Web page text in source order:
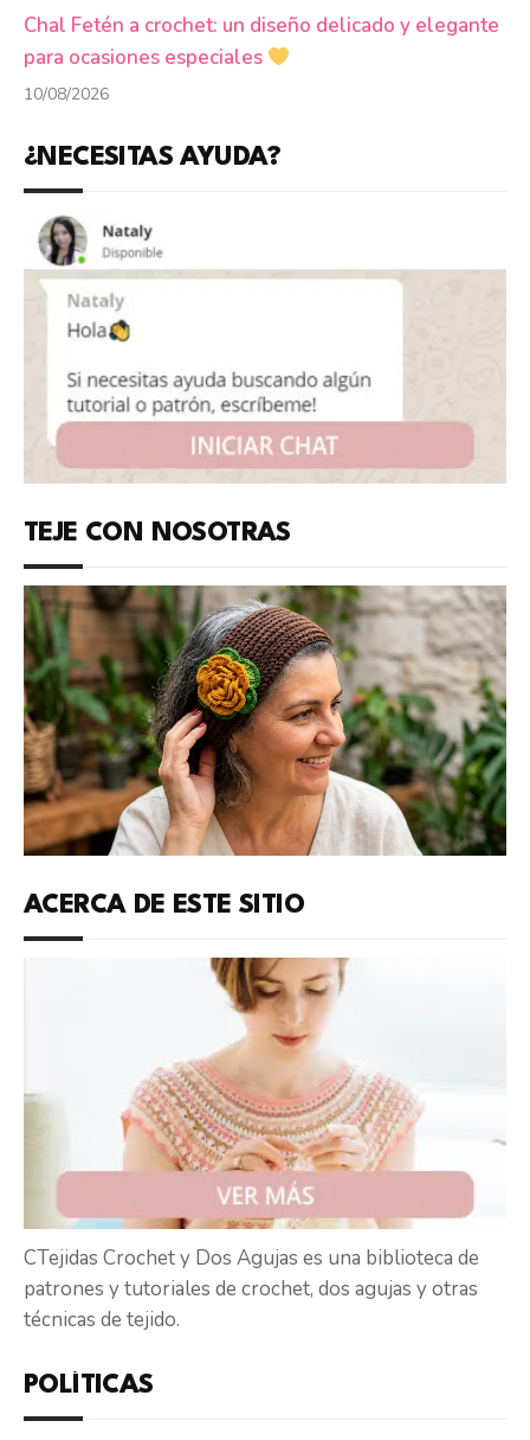
Chal Fetén a crochet: un diseño delicado y elegante
para ocasiones especiales
10/08/2026
¿NECESITAS AYUDA?
TEJE CON NOSOTRAS
ACERCA DE ESTE SITIO
CTejidas Crochet y Dos Agujas es una biblioteca de
patrones y tutoriales de crochet, dos agujas y otras
técnicas de tejido.
POLÍTICAS